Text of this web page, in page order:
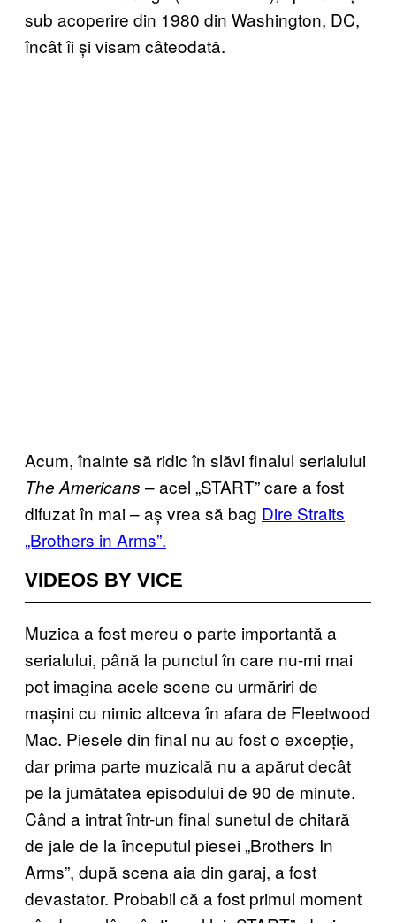
sub acoperire din 1980 din Washington, DC,
încât îi și visam câteodată.
Acum, înainte să ridic în slăvi finalul serialului
The Americans – acel „START” care a fost
difuzat în mai – aș vrea să bag Dire Straits
„Brothers in Arms”.
VIDEOS BY VICE
Muzica a fost mereu o parte importantă a
serialului, până la punctul în care nu-mi mai
pot imagina acele scene cu urmăriri de
mașini cu nimic altceva în afara de Fleetwood
Mac. Piesele din final nu au fost o excepție,
dar prima parte muzicală nu a apărut decât
pe la jumătatea episodului de 90 de minute.
Când a intrat într-un final sunetul de chitară
de jale de la începutul piesei „Brothers In
Arms”, după scena aia din garaj, a fost
devastator. Probabil că a fost primul moment